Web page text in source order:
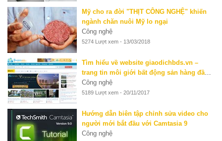
Mỹ cho ra đời "THỊT CÔNG NGHỆ" khiến
ngành chăn nuôi Mỹ lo ngại
Công nghệ
5274 Lượt xem - 13/03/2018
Tìm hiểu về website giaodichbds.vn –
trang tin môi giới bất động sản hàng đầu
hiện nay
Công nghệ
5189 Lượt xem - 20/11/2017
Hướng dẫn biên tập chỉnh sửa video cho
người mới bắt đầu với Camtasia 9
Công nghệ